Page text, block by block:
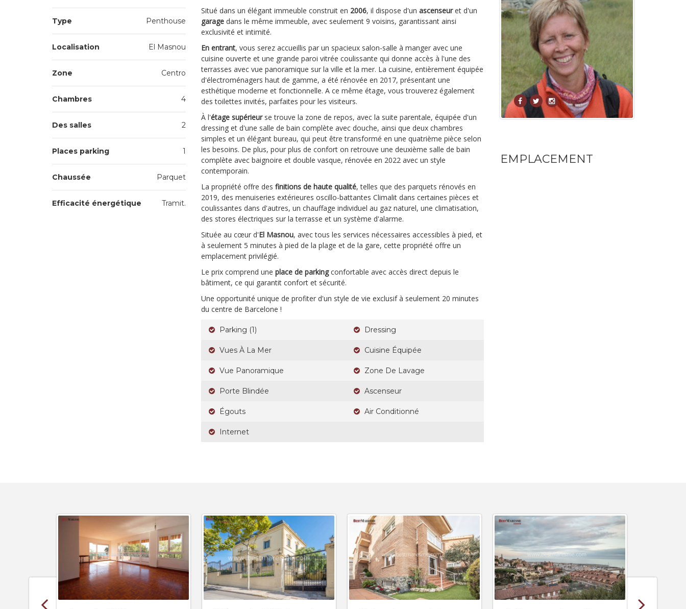
Type Penthouse
Localisation El Masnou
Zone Centro
Chambres 4
Des salles 2
Places parking 1
Chaussée Parquet
Efficacité énergétique Tramit.
Situé dans un élégant immeuble construit en 2006, il dispose d'unascenseuret d'un
garage dans le même immeuble, avec seulement 9 voisins, garantissant ainsi
exclusivité et intimité.
En entrant, vous serez accueillis par un spacieux salon-salle à manger avec une
cuisine ouverte et une grande paroi vitrée coulissante qui donne accès à l'une des
terrasses avec vue panoramique sur la ville et la mer. La cuisine, entièrement équipée
d'électroménagers haut de gamme, a été rénovée en 2017, présentant une
esthétique moderne et fonctionnelle. A ce même étage, vous trouverez également
des toilettes invités, parfaites pour les visiteurs.
À l'étage supérieurse trouve la zone de repos, avec la suite parentale, équipée d'un
dressing et d'une salle de bain complète avec douche, ainsi que deux chambres
simples et un élégant bureau, qui peut être transformé en une quatrième pièce selon
les besoins. De plus, pour plus de confort on retrouve une deuxième salle de bain
complète avec baignoire et double vasque, rénovée en 2022 avec un style
contemporain.
La propriété offre desfinitions de haute qualité, telles que des parquets rénovés en
2019, des menuiseries extérieures oscillo-battantes Climalit dans certaines pièces et
coulissantes dans d'autres, un chauffage individuel au gaz naturel, une climatisation,
des stores électriques sur la terrasse et un système d'alarme.
Située au cœur d'El Masnou, avec tous les services nécessaires accessibles à pied, et
à seulement 5 minutes à pied de la plage et de la gare, cette propriété offre un
emplacement privilégié.
Le prix comprend uneplace de parkingconfortable avec accès direct depuis le
bâtiment, ce qui garantit confort et sécurité.
Une opportunité unique de profiter d'un style de vie exclusif à seulement 20 minutes
du centre de Barcelone !
Parking (1)
Vues À La Mer
Vue Panoramique
Porte Blindée
Égouts
Internet
Dressing
Cuisine Équipée
Zone De Lavage
Ascenseur
Air Conditionné
EMPLACEMENT